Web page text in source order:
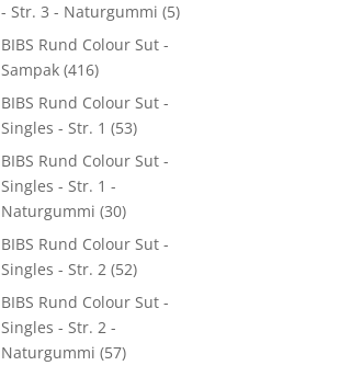
- Str. 3 - Naturgummi (5)
BIBS Rund Colour Sut -
Sampak (416)
BIBS Rund Colour Sut -
Singles - Str. 1 (53)
BIBS Rund Colour Sut -
Singles - Str. 1 -
Naturgummi (30)
BIBS Rund Colour Sut -
Singles - Str. 2 (52)
BIBS Rund Colour Sut -
Singles - Str. 2 -
Naturgummi (57)